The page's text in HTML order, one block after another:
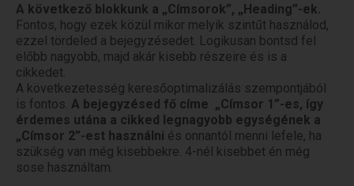
A következő blokkunk a „Címsorok”, „Heading”-ek.
Fontos, hogy ezek közül mikor melyik szintűt használod,
ezzel tördeled a bejegyzésedet. Logikusan bontsd fel
előbb nagyobb, majd akár kisebb részeire és is a
cikkedet.
A következetesség keresőoptimalizálás szempontjából
is fontos. A bejegyzésed fő címe „Címsor 1”-es, így
érdemes utána a cikked legnagyobb egységének a
„Címsor 2”-est használni és onnantól menni lefele, ha
szükség van még kisebbekre. 4-nél kisebbet én még
sose használtam.